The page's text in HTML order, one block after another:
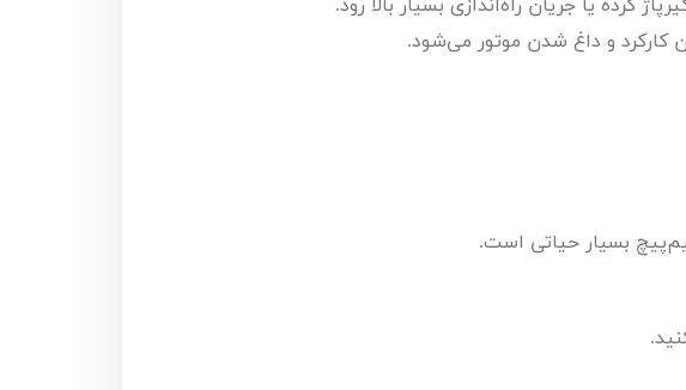
کرده یا جریان راه‌اندازی بسیار بالا رود.
کارکرد و داغ شدن موتور می‌شود.
بسیار حیاتی است.